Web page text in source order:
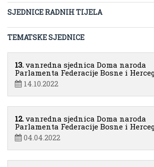
SJEDNICE RADNIH TIJELA
TEMATSKE SJEDNICE
13. vanredna sjednica Doma naroda
Parlamenta Federacije Bosne i
14.10.2022
12. vanredna sjednica Doma naroda
Parlamenta Federacije Bosne i
04.04.2022